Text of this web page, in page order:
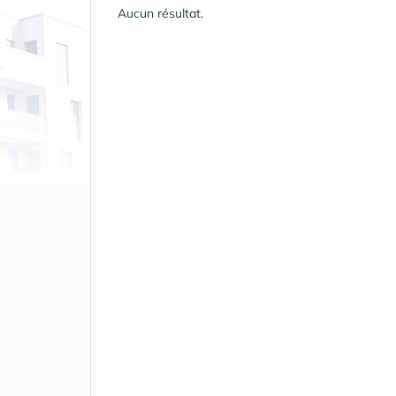
Aucun résultat.